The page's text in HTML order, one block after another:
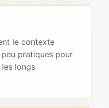
le contexte
pratiques pour
longs